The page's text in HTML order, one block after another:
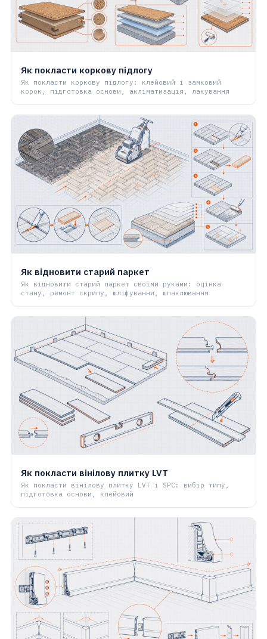
Як покласти коркову підлогу
Як покласти коркову підлогу: клейовий і замковий
корок, підготовка основи, акліматизація, лакування
Як відновити старий паркет
Як відновити старий паркет своїми руками: оцінка
стану, ремонт скрипу, шліфування, шпаклювання
Як покласти вінілову плитку LVT
Як покласти вінілову плитку LVT і SPC: вибір типу,
підготовка основи, клейовий